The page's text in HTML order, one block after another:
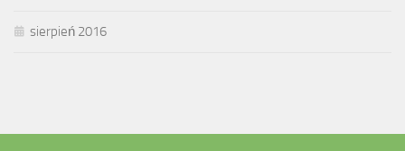
sierpień 2016